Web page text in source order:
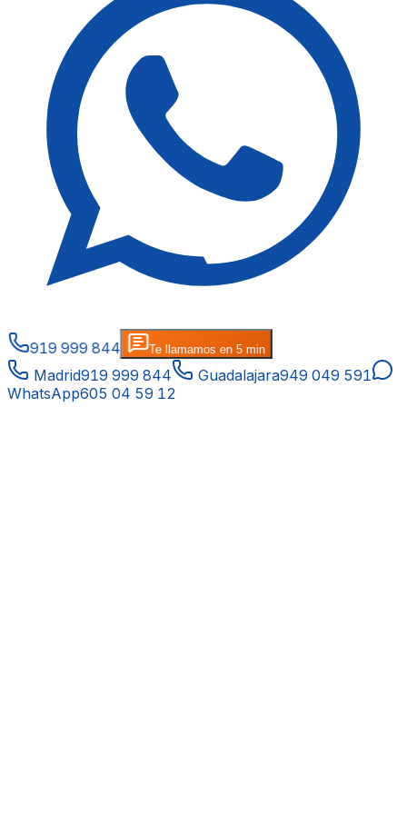
919 999 844 Te llamamos en 5 min
Madrid919 999 844 Guadalajara949 049 591
WhatsApp605 04 59 12